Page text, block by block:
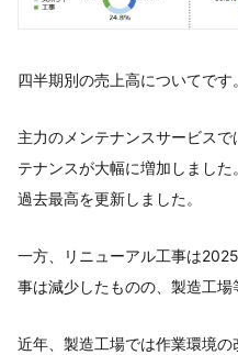
四半期別の売上高についてです。
主力のメンテナンスサービス
テナンスが大幅に増加しまし
過去最高を更新しました。
一方、リニューアル工事は
事は減少したものの、製造工場
近年、製造工場では作業環境